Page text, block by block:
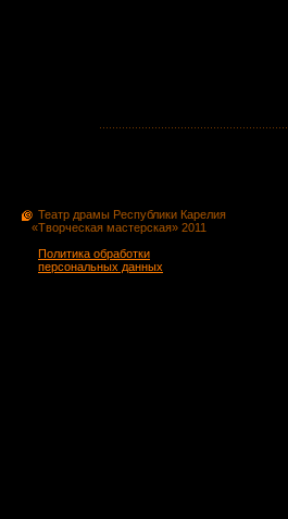
Театр драмы Республики Карелия
«Творческая мастерская» 2011
Политика обработки
персональных данных